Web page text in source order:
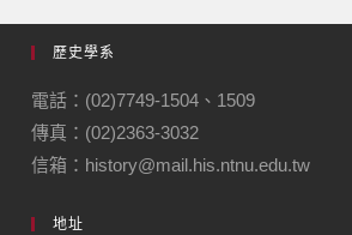
歷史學系
電話：(02)7749-1504、1509
傳真：(02)2363-3032
信箱：history@mail.his.ntnu.edu.tw
地址